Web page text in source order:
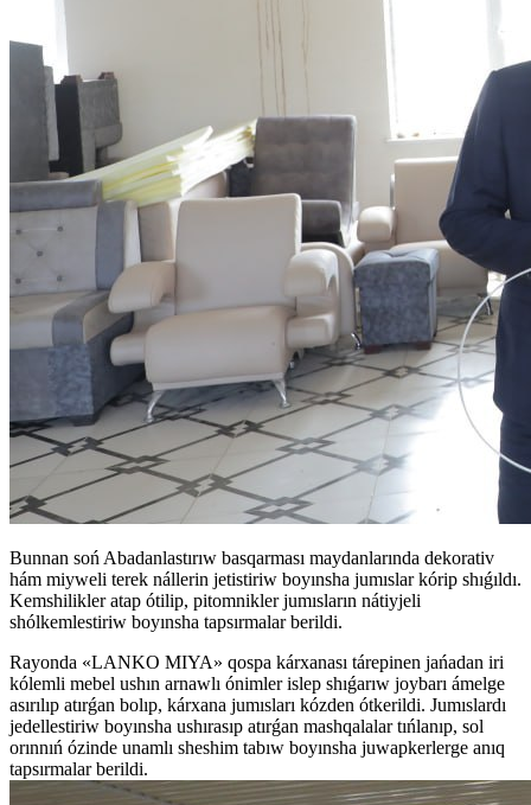
Bunnan soń Abadanlastırıw basqarması maydanlarında dekorativ
hám miyweli terek nállerin jetistiriw boyınsha jumıslar kórip shıǵıldı.
Kemshilikler atap ótilip, pitomnikler jumısların nátiyjeli
shólkemlestiriw boyınsha tapsırmalar berildi.
Rayonda «LANKO MIYA» qospa kárxanası tárepinen jańadan iri
kólemli mebel ushın arnawlı ónimler islep shıǵarıw joybarı ámelge
asırılıp atırǵan bolıp, kárxana jumısları kózden ótkerildi. Jumıslardı
jedellestiriw boyınsha ushırasıp atırǵan mashqalalar tıńlanıp, sol
orınnıń ózinde unamlı sheshim tabıw boyınsha juwapkerlerge anıq
tapsırmalar berildi.